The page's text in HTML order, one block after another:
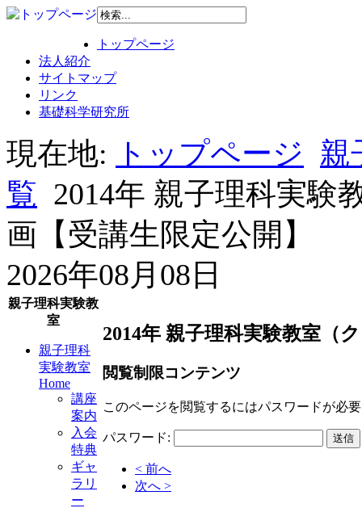
トップページ
法人紹介
サイトマップ
リンク
基礎科学研究所
現在地: トップページ
親
覧 2014年 親子理科実験
画【受講生限定公開】
2026年08月08日
親子理科実験教
室
親子理科
実験教室
Home
講座
案内
入会
特典
ギャ
ラリ
ー
2014年 親子理科実験教室（
閲覧制限コンテンツ
このページを閲覧するにはパスワードが必
パスワード:
< 前へ
次へ >